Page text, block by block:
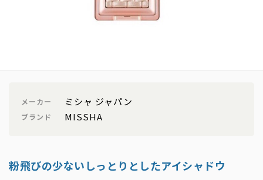
メーカー ミシャ ジャパン
ブランド MISSHA
粉飛びの少ないしっとりとしたアイシャドウ